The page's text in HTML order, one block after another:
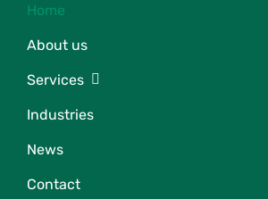
Home
About us
Services
Industries
News
Contact